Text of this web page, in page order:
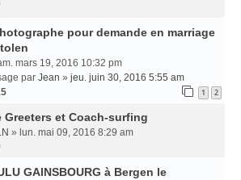
pour demande en marriage
mars 19, 2016 10:32 pm
par Jean » jeu. juin 30, 2016 5:55 am
1 2
Greeters et Coach-surfing
» lun. mai 09, 2016 8:29 am
GAINSBOURG à Bergen le